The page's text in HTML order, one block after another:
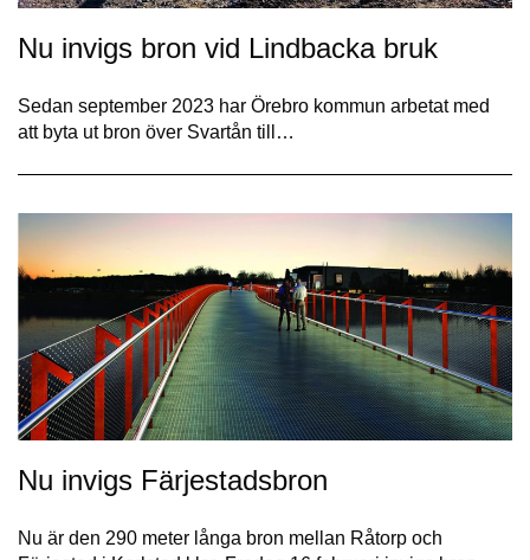
Nu invigs bron vid Lindbacka bruk
Sedan september 2023 har Örebro kommun arbetat med
att byta ut bron över Svartån till…
Nu invigs Färjestadsbron​
Nu är den 290 meter långa bron mellan Råtorp och